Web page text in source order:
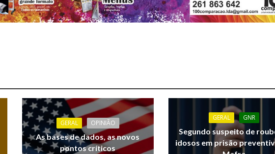
GERAL OPINIÃO
As bases de dados, as novos
pontos críticos
GERAL GNR
Segundo suspeito de
idosos em prisão